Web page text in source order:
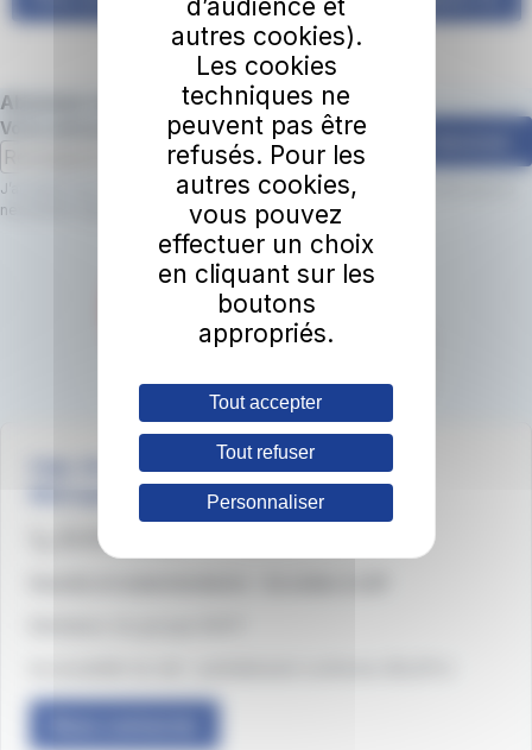
Abonnez-vous à la newsletter irigo 📩
Votre adresse email
J’accepte que le réseau irigo utilise mon adresse email pour m’envoyer la
newsletter irigo.
En savoir plus.
irigo, les services mobilité d'Angers Loire
02 41 33 64 64
d’audience et
autres cookies).
Les cookies
techniques ne
peuvent pas être
refusés. Pour les
autres cookies,
vous pouvez
effectuer un choix
en cliquant sur les
boutons
appropriés.
Tout accepter
Tout refuser
Personnaliser